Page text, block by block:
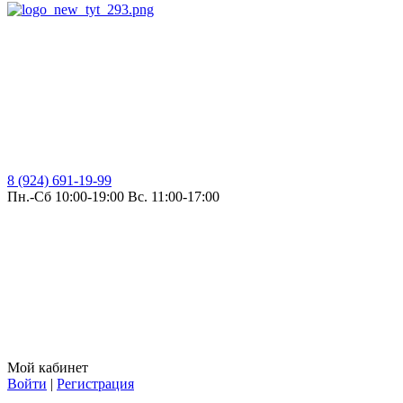
8 (924) 691-19-99
Пн.-Сб 10:00-19:00 Вс. 11:00-17:00
Мой кабинет
Войти | Регистрация